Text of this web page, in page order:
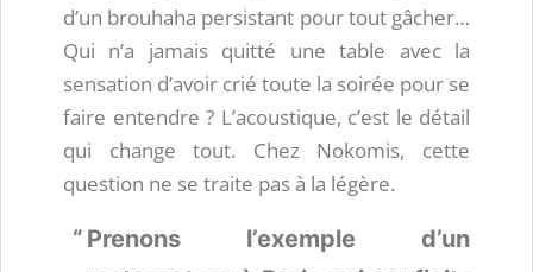
d’un brouhaha persistant pour tout gâcher…
Qui n’a jamais quitté une table avec la
sensation d’avoir crié toute la soirée pour se
faire entendre ? L’acoustique, c’est le détail
qui change tout. Chez Nokomis, cette
question ne se traite pas à la légère.
Prenons l’exemple d’un